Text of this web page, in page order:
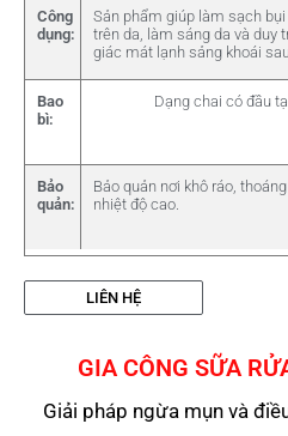
Công
dụng:
Sản phẩm giúp làm sạch
trên da, làm sáng da và duy
giác mát lạnh sảng khoái
Bao
bì:
Dạng chai có đầu
Bảo
quản:
Bảo quản nơi khô ráo,
nhiệt độ cao.
LIÊN HỆ
GIA CÔNG SỮA
Giải pháp ngừa mụn và